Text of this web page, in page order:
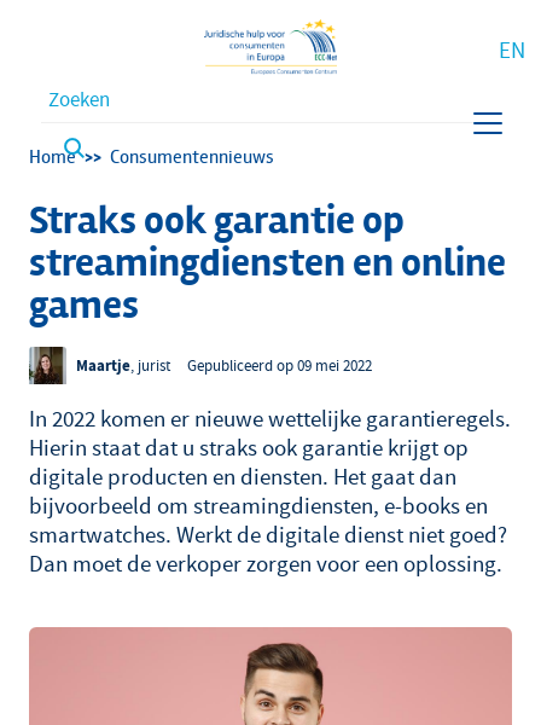
Waar bent u naar op zoek?
EN
Kruimelpad
Home Consumentennieuws
Straks ook garantie op
streamingdiensten en online
games
Maartje, jurist Gepubliceerd op 09 mei 2022
In 2022 komen er nieuwe wettelijke garantieregels.
Hierin staat dat u straks ook garantie krijgt op
digitale producten en diensten. Het gaat dan
bijvoorbeeld om streamingdiensten, e-books en
smartwatches. Werkt de digitale dienst niet goed?
Dan moet de verkoper zorgen voor een oplossing.